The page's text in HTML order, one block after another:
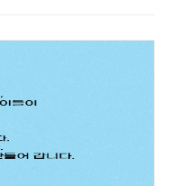
만 명에 가까운 팬이 몰렸다.
가하고 있음을 보여준다.
축하받아야 할 날은 루이스
모소 선수의 입술에 입을 맞춘
모소 선수는 입맞춤에 동의한
다. 루비알레스 협회장은